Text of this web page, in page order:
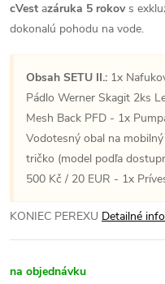
cVest azáruka 5 rokovs
dokonalú pohodu na vode.
Obsah SETU II.: 1x
Pádlo Werner Skagit 2ks
Mesh Back PFD - 1x
Vodotesný obal na
tričko (model podľa
500 Kč / 20 EUR - 1x
KONIEC PEREXU Detailné
na objednávku